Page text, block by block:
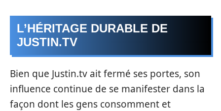
L’HÉRITAGE DURABLE DE
JUSTIN.TV
Bien que Justin.tv ait fermé ses portes, son
influence continue de se manifester dans la
façon dont les gens consomment et